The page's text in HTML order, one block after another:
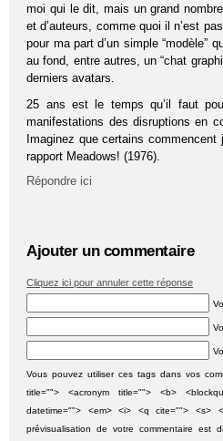
moi qui le dit, mais un grand
et d’auteurs, comme quoi il n’est
pour ma part d’un simple “modèle”
au fond, entre autres, un “chat
derniers avatars.
25 ans est le temps qu’il faut
manifestations des disruptions en
Imaginez que certains
rapport Meadows! (1976).
Répondre ici
Ajouter un commentaire
Cliquez ici pour annuler cette réponse
Vous pouvez utiliser ces tags dans vos
title=""> <acronym title=""> <b>
datetime=""> <em> <i> <q cite=""> <s>
prévisualisation de votre commentaire est